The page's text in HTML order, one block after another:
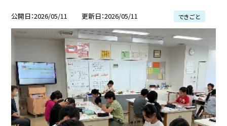
公開日 2026/05/11 更新日 2026/05/11 できごと